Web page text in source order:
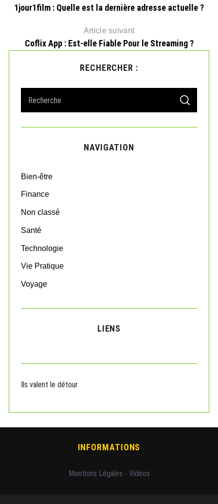
1jour1film : Quelle est la dernière adresse actuelle ?
Article suivant
Coflix App : Est-elle Fiable Pour le Streaming ?
RECHERCHER :
a
r
o
:
S
A
C
NAVIGATION
Bien-être
Finance
Non classé
Santé
Technologie
Vie Pratique
Voyage
LIENS
Ils valent le détour
INFORMATIONS
Mentions Légales Vidéos